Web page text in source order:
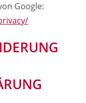
Google: